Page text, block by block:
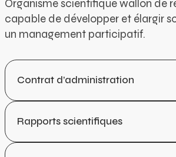
Organisme scientifique wallon de
capable de développer et élargir
un management participatif.
Contrat d’administration
Rapports scientifiques